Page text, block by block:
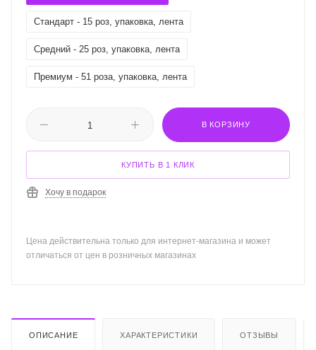
Стандарт - 15 роз, упаковка, лента
Средний - 25 роз, упаковка, лента
Премиум - 51 роза, упаковка, лента
В КОРЗИНУ
КУПИТЬ В 1 КЛИК
Хочу в подарок
Цена действительна только для интернет-магазина и может
отличаться от цен в розничных магазинах
ОПИСАНИЕ ХАРАКТЕРИСТИКИ ОТЗЫВЫ